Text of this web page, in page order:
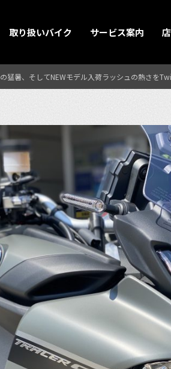
取り扱いバイク サービス案内
猛暑、そしてNEWモデル入荷ラッシュの熱さを